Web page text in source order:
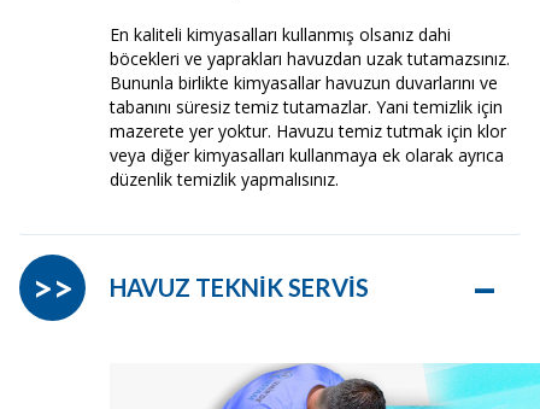
En kaliteli kimyasalları kullanmış olsanız dahi
böcekleri ve yaprakları havuzdan uzak tutamazsınız.
Bununla birlikte kimyasallar havuzun duvarlarını ve
tabanını süresiz temiz tutamazlar. Yani temizlik için
mazerete yer yoktur. Havuzu temiz tutmak için klor
veya diğer kimyasalları kullanmaya ek olarak ayrıca
düzenlik temizlik yapmalısınız.
HAVUZ TEKNİK SERVİS –
>>